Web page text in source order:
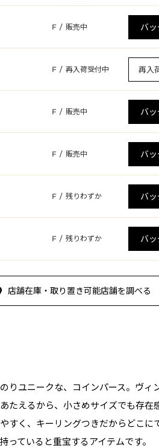
F / 販売中 バ
F / 再入荷受付中 再入
F / 販売中 バ
F / 販売中 バ
F / 残りわずか バ
F / 残りわずか バ
店舗在庫・取り置き可能店舗を調べる
りユニークな、コインパース。ヴィ
たえるから、小さめサイズでも存在
すく、キーリングつきだからどこに
っていると重宝するアイテムです。